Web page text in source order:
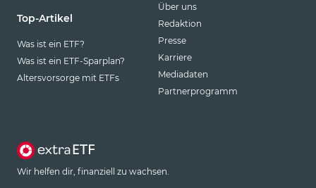
Top-Artikel
Was ist ein ETF?
Was ist ein ETF-Sparplan?
Altersvorsorge mit ETFs
Über uns
Redaktion
Presse
Karriere
Mediadaten
Partnerprogramm
Wir helfen dir, finanziell zu wachsen.